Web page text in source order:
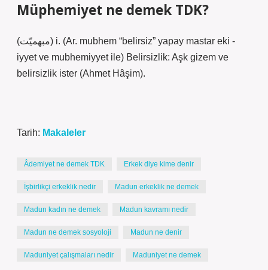
Müphemiyet ne demek TDK?
(ﻣﺒﻬﻤﻴّﺖ) i. (Ar. mubhem “belirsiz” yapay mastar eki -
iyyet ve mubhemiyyet ile) Belirsizlik: Aşk gizem ve
belirsizlik ister (Ahmet Hâşim).
Tarih: Makaleler
Âdemiyet ne demek TDK Erkek diye kime denir
İşbirlikçi erkeklik nedir Madun erkeklik ne demek
Madun kadın ne demek Madun kavramı nedir
Madun ne demek sosyoloji Madun ne denir
Maduniyet çalışmaları nedir Maduniyet ne demek